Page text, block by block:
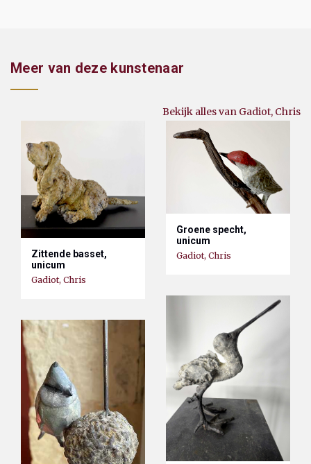
Meer van deze kunstenaar
Bekijk alles van Gadiot, Chris
Zittende basset,
unicum
Gadiot, Chris
Groene specht,
unicum
Gadiot, Chris